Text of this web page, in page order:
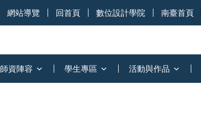
網站導覽 回首頁 數位設計學院 南臺首頁
師資陣容 學生專區 活動與作品